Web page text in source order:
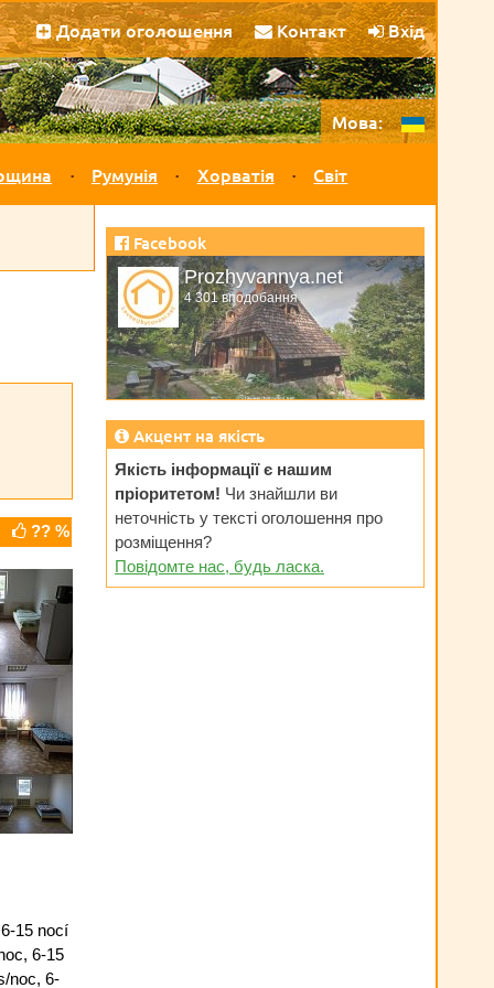
Додати оголошення Контакт Вхід
Мова:
Румунія Хорватія Світ
?? %
15 nocí
6-15
noc, 6-
Facebook
Prozhyvannya.net
4 301 вподобання
Акцент на якість
Якість інформації є нашим
пріоритетом! Чи знайшли ви
неточність у тексті оголошення про
розміщення?
Повідомте нас, будь ласка.